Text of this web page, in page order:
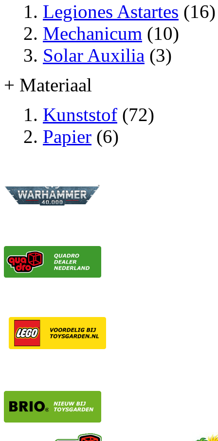
Legiones Astartes (16)
Mechanicum (10)
Solar Auxilia (3)
+ Materiaal
Kunststof (72)
Papier (6)